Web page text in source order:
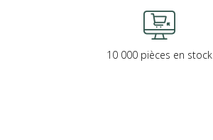
10 000 pièces en stock